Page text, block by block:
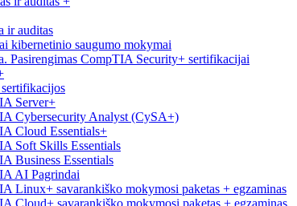
ir auditas
kibernetinio saugumo mokymai
Pasirengimas CompTIA Security+ sertifikacijai
Server+
Cybersecurity Analyst (CySA+)
Cloud Essentials+
Soft Skills Essentials
Business Essentials
AI Pagrindai
Linux+ savarankiško mokymosi paketas + egzaminas
Cloud+ savarankiško mokymosi paketas + egzaminas